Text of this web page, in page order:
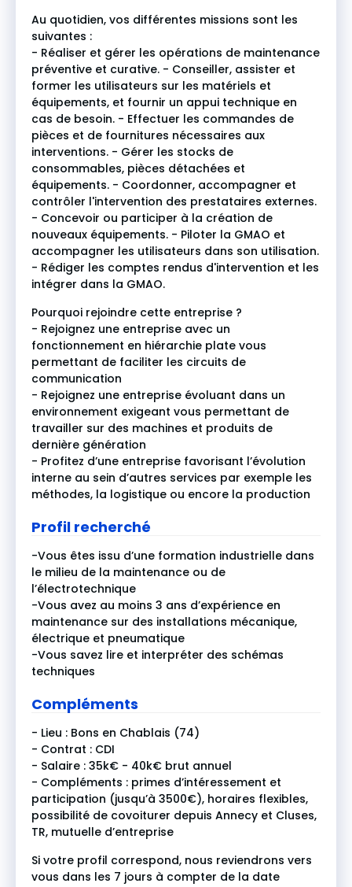
Au quotidien, vos différentes missions sont les
suivantes :
- Réaliser et gérer les opérations de maintenance
préventive et curative. - Conseiller, assister et
former les utilisateurs sur les matériels et
équipements, et fournir un appui technique en
cas de besoin. - Effectuer les commandes de
pièces et de fournitures nécessaires aux
interventions. - Gérer les stocks de
consommables, pièces détachées et
équipements. - Coordonner, accompagner et
contrôler l'intervention des prestataires externes.
- Concevoir ou participer à la création de
nouveaux équipements. - Piloter la GMAO et
accompagner les utilisateurs dans son utilisation.
- Rédiger les comptes rendus d'intervention et les
intégrer dans la GMAO.
Pourquoi rejoindre cette entreprise ?
- Rejoignez une entreprise avec un
fonctionnement en hiérarchie plate vous
permettant de faciliter les circuits de
communication
- Rejoignez une entreprise évoluant dans un
environnement exigeant vous permettant de
travailler sur des machines et produits de
dernière génération
- Profitez d’une entreprise favorisant l’évolution
interne au sein d’autres services par exemple les
méthodes, la logistique ou encore la production
Profil recherché
-Vous êtes issu d’une formation industrielle dans
le milieu de la maintenance ou de
l’électrotechnique
-Vous avez au moins 3 ans d’expérience en
maintenance sur des installations mécanique,
électrique et pneumatique
-Vous savez lire et interpréter des schémas
techniques
Compléments
- Lieu : Bons en Chablais (74)
- Contrat : CDI
- Salaire : 35k€ - 40k€ brut annuel
- Compléments : primes d’intéressement et
participation (jusqu’à 3500€), horaires flexibles,
possibilité de covoiturer depuis Annecy et Cluses,
TR, mutuelle d’entreprise
Si votre profil correspond, nous reviendrons vers
vous dans les 7 jours à compter de la date